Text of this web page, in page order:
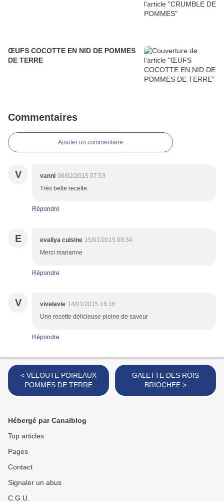
ŒUFS COCOTTE EN NID DE POMMES
DE TERRE
Commentaires
Ajouter un commentaire
V vanni 06/02/2015 07:53
Très belle recette.
Répondre
E evaliya cuisine 15/01/2015 08:34
Merci marianne
Répondre
V vivelavie 14/01/2015 16:16
Une recette délicieuse pleine de saveur
Répondre
< VELOUTE POIREAUX
POMMES DE TERRE
GALETTE DES ROIS
BRIOCHEE >
Hébergé par Canalblog
Top articles
Pages
Contact
Signaler un abus
C.G.U.